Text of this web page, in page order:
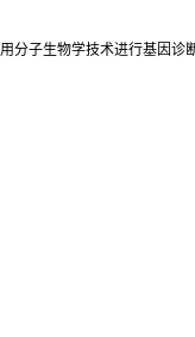
分子生物学技术进行基因诊